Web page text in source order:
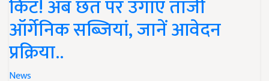
किट! अब छत पर उगाएं ताजी
ऑर्गेनिक सब्जियां, जानें आवेदन
प्रक्रिया..
News